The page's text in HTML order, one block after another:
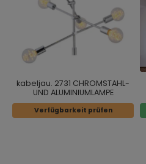
kabeljau. 2731 CHROMSTAHL-
UND ALUMINIUMLAMPE
Verfügbarkeit prüfen